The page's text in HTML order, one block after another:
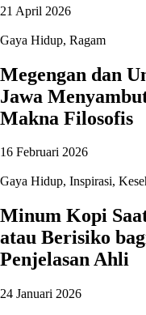
21 April 2026
Gaya Hidup, Ragam
Megengan dan
Jawa
Makna Filosofis
16 Februari 2026
Gaya Hidup, Inspirasi,
Minum Kopi
atau Berisiko
Penjelasan Ahli
24 Januari 2026